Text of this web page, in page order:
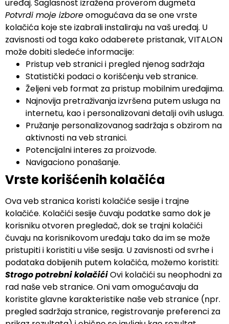
uređaj. Saglasnost izražena proverom dugmeta
Potvrdi moje izboreomogućava da se one vrste
kolačića koje ste izabrali instaliraju na vaš uređaj. U
zavisnosti od toga kako odaberete pristanak, VITALON
može dobiti sledeće informacije:
Pristup veb stranici i pregled njenog sadržaja
Statistički podaci o korišćenju veb stranice.
Željeni veb format za pristup mobilnim uređajima.
Najnovija pretraživanja izvršena putem usluga na
internetu, kao i personalizovani detalјi ovih usluga.
Pružanje personalizovanog sadržaja s obzirom na
aktivnosti na veb stranici.
Potencijalni interes za proizvode.
Navigaciono ponašanje.
Vrste korišćenih kolačića
Ova veb stranica koristi kolačiće sesije i trajne
kolačiće. Kolačići sesije čuvaju podatke samo dok je
korisniku otvoren pregledač, dok se trajni kolačići
čuvaju na korisnikovom uređaju tako da im se može
pristupiti i koristiti u više sesija. U zavisnosti od svrhe i
podataka dobijenih putem kolačića, možemo koristiti:
Strogo potrebni kolačićiOvi kolačići su neophodni za
rad naše veb stranice. Oni vam omogućavaju da
koristite glavne karakteristike naše veb stranice (npr.
pregled sadržaja stranice, registrovanje preferenci za